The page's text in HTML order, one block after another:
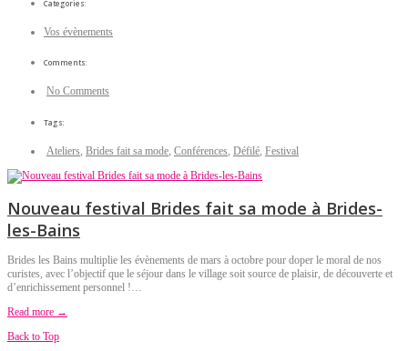
Categories:
Vos évènements
Comments:
No Comments
Tags:
Ateliers Brides fait sa mode Conférences Défilé Festival
Nouveau festival Brides fait sa mode à Brides-
les-Bains
Brides les Bains multiplie les évènements de mars à octobre pour doper le moral de nos
curistes, avec l’objectif que le séjour dans le village soit source de plaisir, de découverte et
d’enrichissement personnel !…
Read more →
Back to Top